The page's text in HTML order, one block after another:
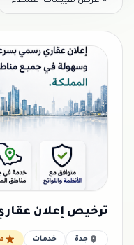
ترخيص إعلان
جدة خدمات